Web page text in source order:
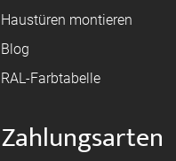
Haustüren montieren
Blog
RAL-Farbtabelle
Zahlungsarten